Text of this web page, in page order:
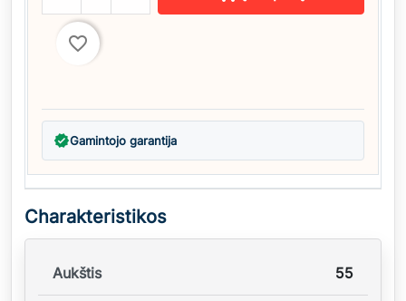
favorite_border
verifiedGamintojo garantija
Charakteristikos
Aukštis 55